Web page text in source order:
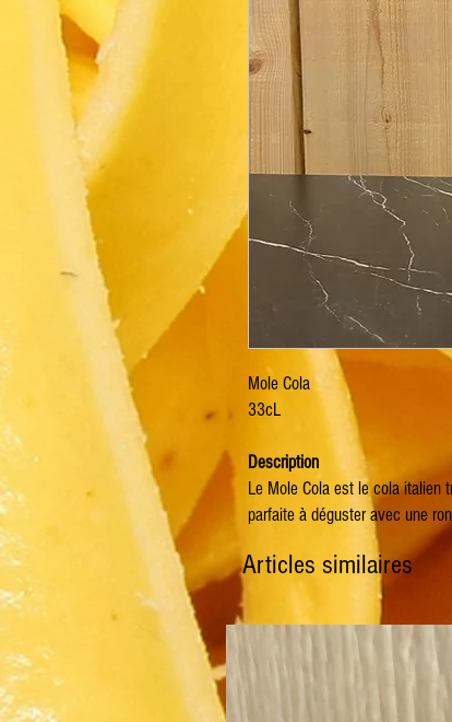
Mole Cola
33cL
Description
Le Mole Cola est le cola italien
parfaite à déguster avec une
Articles similaires